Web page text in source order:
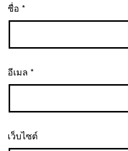
ชื่อ *
อีเมล *
เว็บไซต์